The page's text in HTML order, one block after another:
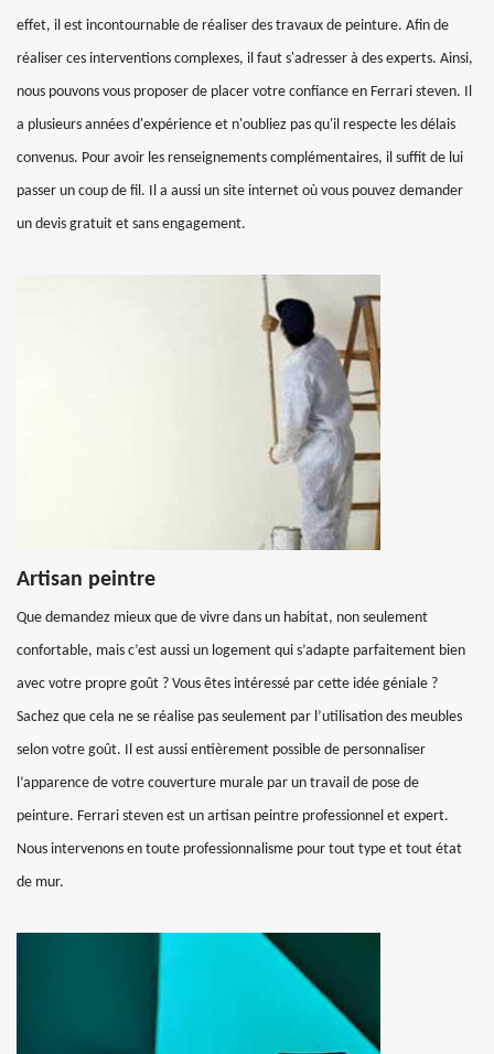
effet, il est incontournable de réaliser des travaux de peinture. Afin de
réaliser ces interventions complexes, il faut s'adresser à des experts. Ainsi,
nous pouvons vous proposer de placer votre confiance en Ferrari steven. Il
a plusieurs années d'expérience et n'oubliez pas qu'il respecte les délais
convenus. Pour avoir les renseignements complémentaires, il suffit de lui
passer un coup de fil. Il a aussi un site internet où vous pouvez demander
un devis gratuit et sans engagement.
Artisan peintre
Que demandez mieux que de vivre dans un habitat, non seulement
confortable, mais c’est aussi un logement qui s’adapte parfaitement bien
avec votre propre goût ? Vous êtes intéressé par cette idée géniale ?
Sachez que cela ne se réalise pas seulement par l’utilisation des meubles
selon votre goût. Il est aussi entièrement possible de personnaliser
l’apparence de votre couverture murale par un travail de pose de
peinture. Ferrari steven est un artisan peintre professionnel et expert.
Nous intervenons en toute professionnalisme pour tout type et tout état
de mur.